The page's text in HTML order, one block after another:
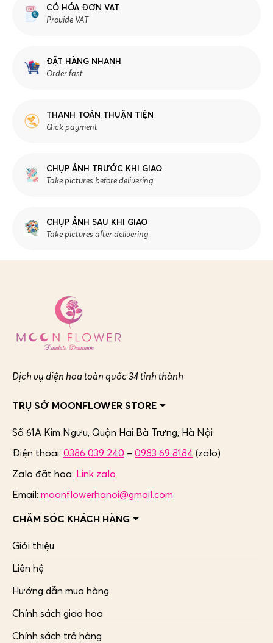
CÓ HÓA ĐƠN VAT
Provide VAT
ĐẶT HÀNG NHANH
Order fast
THANH TOÁN THUẬN TIỆN
Qick payment
CHỤP ẢNH TRƯỚC KHI GIAO
Take pictures before delivering
CHỤP ẢNH SAU KHI GIAO
Take pictures after delivering
Dịch vụ điện hoa toàn quốc 34 tỉnh thành
TRỤ SỞ MOONFLOWER STORE
Số 61A Kim Ngưu, Quận Hai Bà Trưng, Hà Nội
Điện thoại: 0386 039 240 – 0983 69 8184 (zalo)
Zalo đặt hoa: Link zalo
Email: moonflowerhanoi@gmail.com
CHĂM SÓC KHÁCH HÀNG
Giới thiệu
Liên hệ
Hướng dẫn mua hàng
Chính sách giao hoa
Chính sách trả hàng